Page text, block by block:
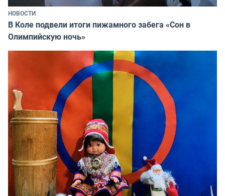
НОВОСТИ
В Коле подвели итоги пижамного забега «Сон в
Олимпийскую ночь»